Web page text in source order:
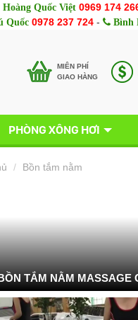
Hoàng Quốc Việt 0969 174
Quốc 0978 237 724- Bình
MIÊN PHÍ
GIAO HÀNG
PHÒNG XÔNG HƠI
Bồn tắm nằm
TẮM NẰM MASSAGE